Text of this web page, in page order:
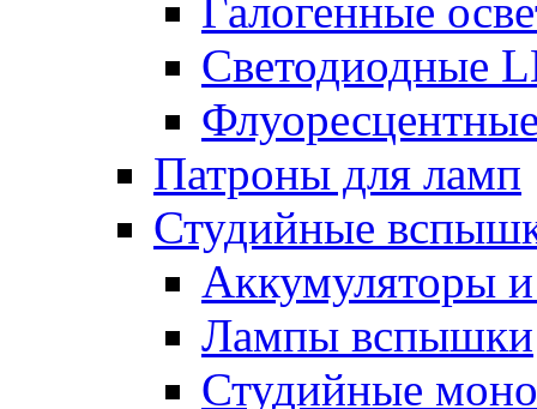
Галогенные
Светодиодные
Патроны для ламп
Студийные
Аккумуляторы
Лампы вспышки
Студийные